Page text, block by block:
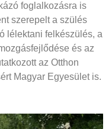
foglalkozásra is
szerepelt a szülés
lélektani felkészülés, a
és az
az Otthon
Magyar Egyesület is.